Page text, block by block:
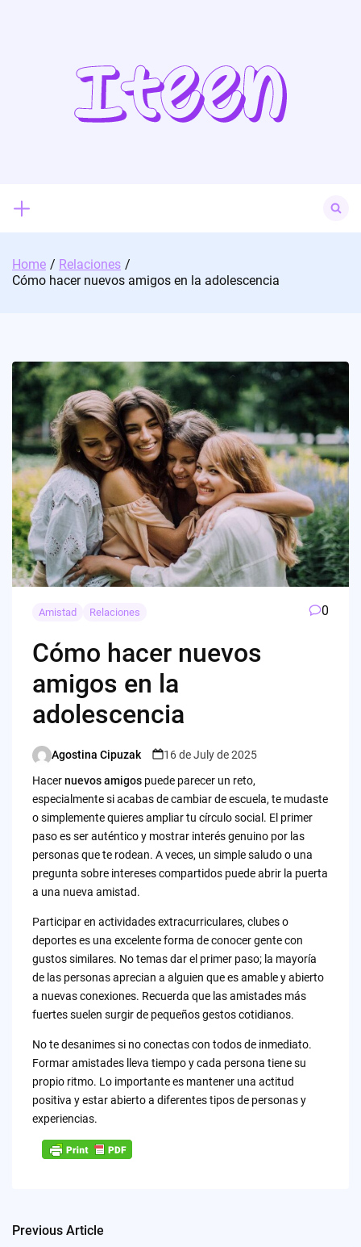
for:
Home
Relaciones
Cómo hacer nuevos amigos en la adolescencia
Amistad Relaciones 0
Cómo hacer nuevos
amigos en la
adolescencia
Posted
by
Agostina Cipuzak
16 de July de 2025
Hacernuevos amigospuede parecer un reto,
especialmente si acabas de cambiar de escuela, te mudaste
o simplemente quieres ampliar tu círculo social. El primer
paso es ser auténtico y mostrar interés genuino por las
personas que te rodean. A veces, un simple saludo o una
pregunta sobre intereses compartidos puede abrir la puerta
a una nueva amistad.
Participar en actividades extracurriculares, clubes o
deportes es una excelente forma de conocer gente con
gustos similares. No temas dar el primer paso; la mayoría
de las personas aprecian a alguien que es amable y abierto
a nuevas conexiones. Recuerda que las amistades más
fuertes suelen surgir de pequeños gestos cotidianos.
No te desanimes si no conectas con todos de inmediato.
Formar amistades lleva tiempo y cada persona tiene su
propio ritmo. Lo importante es mantener una actitud
positiva y estar abierto a diferentes tipos de personas y
experiencias.
Post
Previous Article